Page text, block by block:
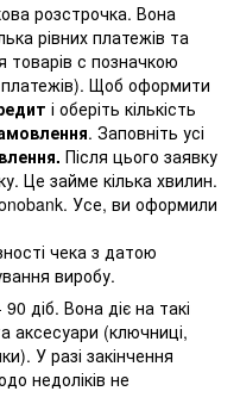
розстрочка. Вона
рівних платежів та
товарів с позначкою
платежів). Щоб оформити
і оберіть кількість
. Заповніть усі
Після цього заявку
Це займе кілька хвилин.
Усе, ви оформили
чека з датою
виробу.
діб. Вона діє на такі
аксесуари (ключниці,
У разі закінчення
недоліків не